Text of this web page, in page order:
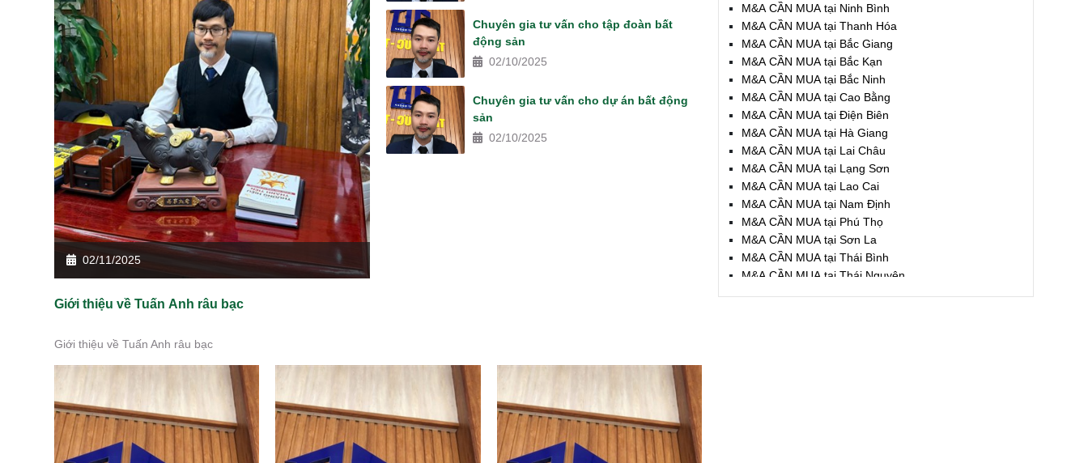
02/11/2025
Giới thiệu về Tuấn Anh râu bạc
Giới thiệu về Tuấn Anh râu bạc
Chuyên gia tư vấn cho tập đoàn bất
động sản
02/10/2025
Chuyên gia tư vấn cho dự án bất động
sản
02/10/2025
M&A CẦN MUA tại Ninh Bình
M&A CẦN MUA tại Thanh Hóa
M&A CẦN MUA tại Bắc Giang
M&A CẦN MUA tại Bắc Kạn
M&A CẦN MUA tại Bắc Ninh
M&A CẦN MUA tại Cao Bằng
M&A CẦN MUA tại Điện Biên
M&A CẦN MUA tại Hà Giang
M&A CẦN MUA tại Lai Châu
M&A CẦN MUA tại Lạng Sơn
M&A CẦN MUA tại Lao Cai
M&A CẦN MUA tại Nam Định
M&A CẦN MUA tại Phú Thọ
M&A CẦN MUA tại Sơn La
M&A CẦN MUA tại Thái Bình
M&A CẦN MUA tại Thái Nguyên